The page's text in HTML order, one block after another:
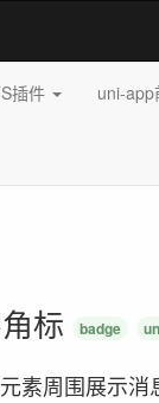
插件 uni-
标 badge
素周围展示